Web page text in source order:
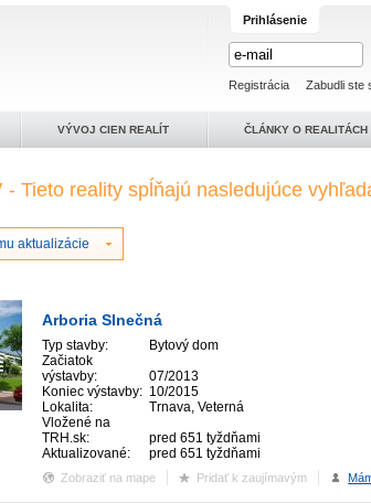
Prihlásenie
Registrácia Zabudli ste
VÝVOJ CIEN REALÍT ČLÁNKY O REALITÁCH
- Tieto reality spĺňajú nasledujúce
aktualizácie
Arboria Slnečná
Typ stavby:
Bytový dom
Začiatok
výstavby:
07/2013
Koniec výstavby: 10/2015
Lokalita:
Trnava, Veterná
Vložené na
TRH.sk:
pred 651 tyždňami
Aktualizované:
pred 651 tyždňami
Zobraziť na mape Pridať k zaujímavým